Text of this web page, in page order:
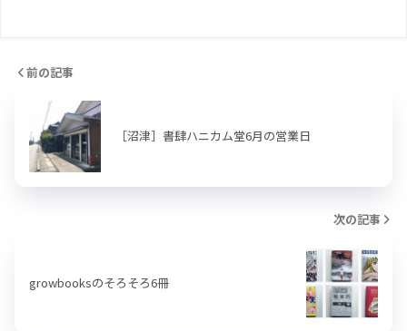
前の記事
［沼津］書肆ハニカム堂6月の営業日
次の記事
growbooksのそろそろ6冊